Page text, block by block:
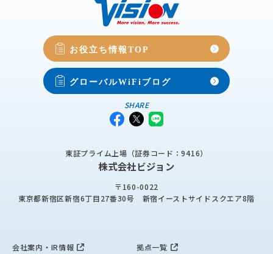
お役立ち情報TOP
グローバルWiFiブログ
SHARE
東証プライム上場（証券コード：9416）
株式会社ビジョン
〒160-0022
東京都新宿区新宿6丁目27番30号
新宿イーストサイドスクエア8階
会社案内・IR情報 拠点一覧